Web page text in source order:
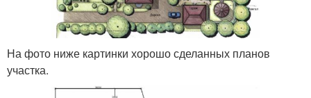
На фото ниже картинки хорошо сделанных планов
участка.